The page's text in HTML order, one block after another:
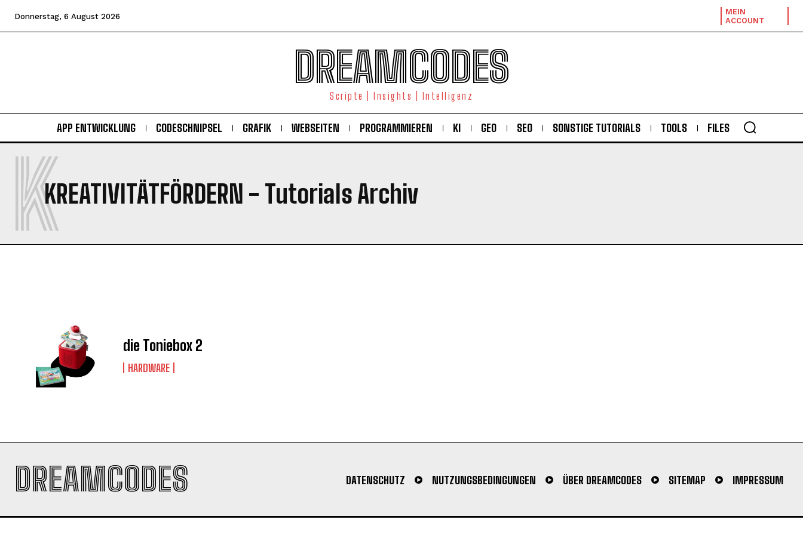
Donnerstag, 6 August 2026
MEIN
ACCOUNT
DREAMCODES
Scripte | Insights | Intelligenz
APP ENTWICKLUNG CODESCHNIPSEL GRAFIK WEBSEITEN PROGRAMMIEREN KI GEO SEO SONSTIGE TUTORIALS TOOLS FILES
KREATIVITÄTFÖRDERN
K - Tutorials Archiv
die Toniebox 2
HARDWARE
DREAMCODES DATENSCHUTZ NUTZUNGSBEDINGUNGEN ÜBER DREAMCODES SITEMAP IMPRESSUM